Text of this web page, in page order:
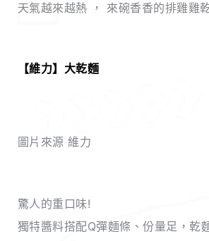
天氣越來越熱 ， 來碗香香的排雞雞
【維力】大乾麵
圖片來源 維力
驚人的重口味!
獨特醬料搭配Q彈麵條、份量足，乾